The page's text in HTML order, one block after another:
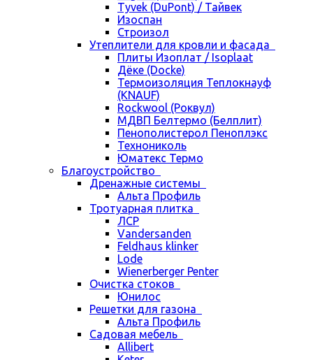
Tyvek (DuPont) / Тайвек
Изоспан
Строизол
Утеплители для кровли и фасада
Плиты Изоплат / Isoplaat
Дёке (Docke)
Термоизоляция Теплокнауф
(KNAUF)
Rockwool (Роквул)
МДВП Белтермо (Белплит)
Пенополистерол Пеноплэкс
Технониколь
Юматекс Термо
Благоустройство
Дренажные системы
Альта Профиль
Тротуарная плитка
ЛСР
Vandersanden
Feldhaus klinker
Lode
Wienerberger Penter
Очистка стоков
Юнилос
Решетки для газона
Альта Профиль
Садовая мебель
Allibert